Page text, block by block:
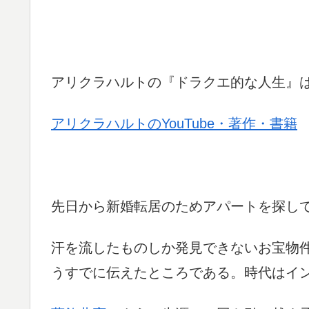
アリクラハルトの『ドラクエ的な人生』
アリクラハルトのYouTube・著作・書籍
先日から新婚転居のためアパートを探し
汗を流したものしか発見できないお宝物
うすでに伝えたところである。時代はイ